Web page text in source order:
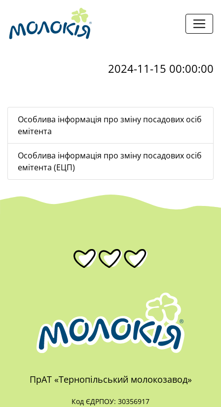
2024-11-15 00:00:00
Особлива інформація про зміну посадових осіб
емітента
Особлива інформація про зміну посадових осіб
емітента (ЕЦП)
ПрАТ «Тернопільський молокозавод»
Код ЄДРПОУ: 30356917